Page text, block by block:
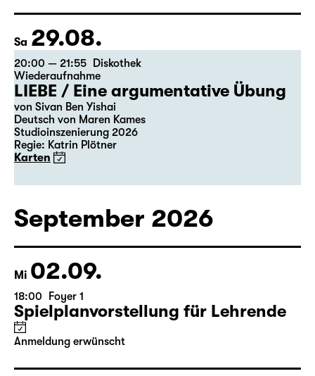
Sa 29.08.
20:00 — 21:55
Diskothek
Wiederaufnahme
LIEBE / Eine argumentative Übung
von Sivan Ben Yishai
Deutsch von Maren Kames
Studioinszenierung 2026
Regie: Katrin Plötner
Karten
September 2026
Mi 02.09.
18:00 Foyer 1
Spielplanvorstellung für Lehrende
Anmeldung erwünscht